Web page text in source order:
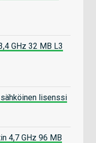
GHz 32 MB L3
lisenssi
4,7 GHz 96 MB